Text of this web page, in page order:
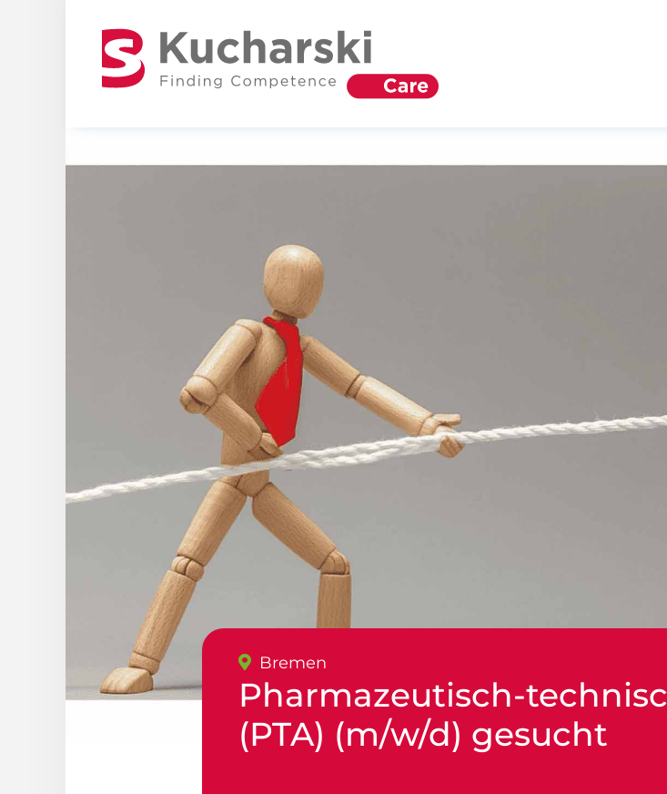
Bremen
Pharmazeutisch-
(PTA) (m/w/d) gesucht